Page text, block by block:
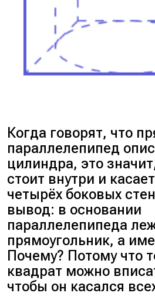
Когда говорят, что
параллелепипед
цилиндра, это
стоит внутри и
четырёх боковых
вывод: в основании
параллелепипеда
прямоугольник, а
Почему? Потому что
квадрат можно
чтобы он касался